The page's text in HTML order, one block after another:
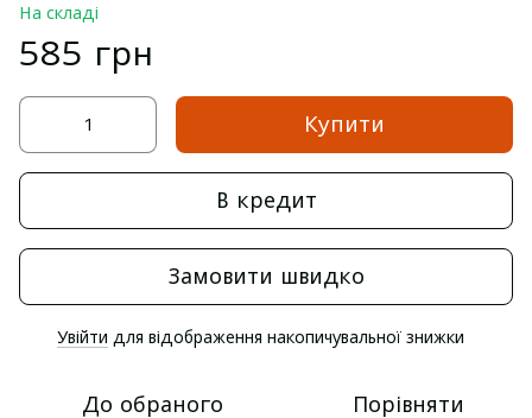
На складі
585 грн
Купити
В кредит
Замовити швидко
Увійти для відображення накопичувальної знижки
До обраного Порівняти